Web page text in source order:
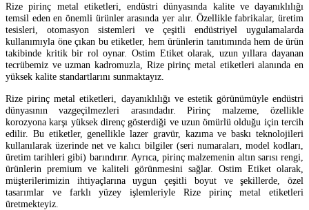
Rize pirinç metal etiketleri, endüstri dünyasında kalite ve dayanıklılığı
temsil eden en önemli ürünler arasında yer alır. Özellikle fabrikalar, üretim
tesisleri, otomasyon sistemleri ve çeşitli endüstriyel uygulamalarda
kullanımıyla öne çıkan bu etiketler, hem ürünlerin tanıtımında hem de ürün
takibinde kritik bir rol oynar. Ostim Etiket olarak, uzun yıllara dayanan
tecrübemiz ve uzman kadromuzla, Rize pirinç metal etiketleri alanında en
yüksek kalite standartlarını sunmaktayız.
Rize pirinç metal etiketleri, dayanıklılığı ve estetik görünümüyle endüstri
dünyasının vazgeçilmezleri arasındadır. Pirinç malzeme, özellikle
korozyona karşı yüksek direnç gösterdiği ve uzun ömürlü olduğu için tercih
edilir. Bu etiketler, genellikle lazer gravür, kazıma ve baskı teknolojileri
kullanılarak üzerinde net ve kalıcı bilgiler (seri numaraları, model kodları,
üretim tarihleri gibi) barındırır. Ayrıca, pirinç malzemenin altın sarısı rengi,
ürünlerin premium ve kaliteli görünmesini sağlar. Ostim Etiket olarak,
müşterilerimizin ihtiyaçlarına uygun çeşitli boyut ve şekillerde, özel
tasarımlar ve farklı yüzey işlemleriyle Rize pirinç metal etiketleri
üretmekteyiz.